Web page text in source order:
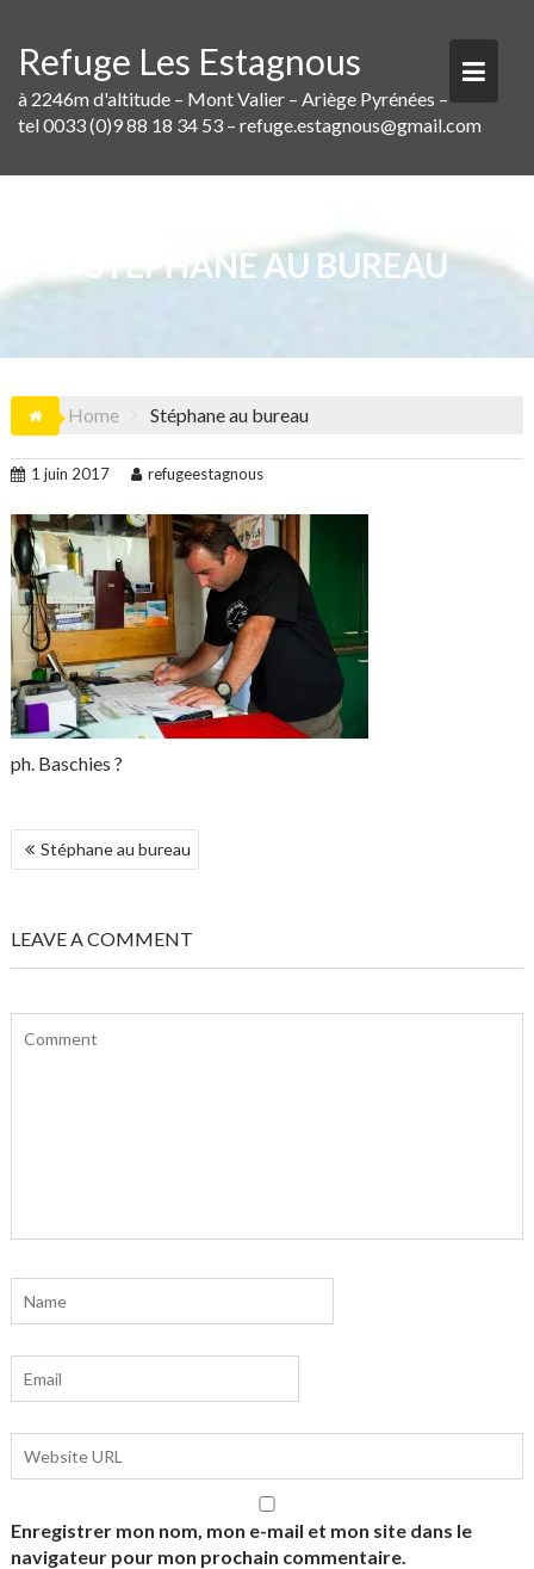
content
Refuge Les Estagnous
à 2246m d'altitude – Mont Valier – Ariège Pyrénées –
tel 0033 (0)9 88 18 34 53 – refuge.estagnous@gmail.com
STÉPHANE AU BUREAU
Home Stéphane au bureau
1 juin 2017 refugeestagnous
ph. Baschies ?
NAVIGATION
DE
Stéphane au bureau
LEAVE A COMMENT
Enregistrer mon nom, mon e-mail et mon site dans le
navigateur pour mon prochain commentaire.